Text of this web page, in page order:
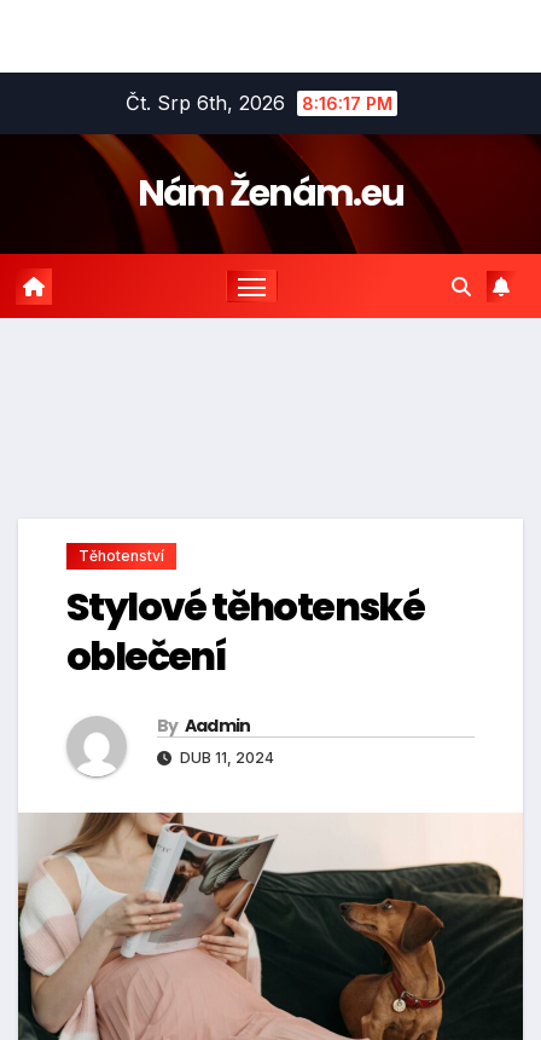
Čt. Srp 6th, 2026 8:16:18 PM
Nám Ženám.eu
Těhotenství
Stylové těhotenské
oblečení
By Aadmin
DUB 11, 2024